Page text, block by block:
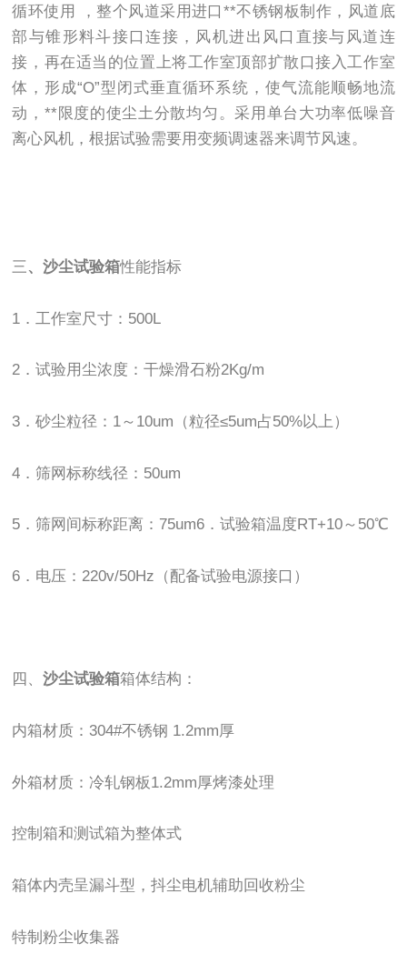
循环使用 ，整个风道采用进口**不锈钢板制作，风道底
部与锥形料斗接口连接，风机进出风口直接与风道连
接，再在适当的位置上将工作室顶部扩散口接入工作室
体，形成“O”型闭式垂直循环系统，使气流能顺畅地流
动，**限度的使尘土分散均匀。采用单台大功率低噪音
离心风机，根据试验需要用变频调速器来调节风速。
三、沙尘试验箱性能指标
1．工作室尺寸：500L
2．试验用尘浓度：干燥滑石粉2Kg/m
3．砂尘粒径：1～10um（粒径≤5um占50%以上）
4．筛网标称线径：50um
5．筛网间标称距离：75um6．试验箱温度RT+10～50℃
6．电压：220v/50Hz（配备试验电源接口）
四、沙尘试验箱箱体结构：
内箱材质：304#不锈钢 1.2mm厚
外箱材质：冷轧钢板1.2mm厚烤漆处理
控制箱和测试箱为整体式
箱体内壳呈漏斗型，抖尘电机辅助回收粉尘
特制粉尘收集器